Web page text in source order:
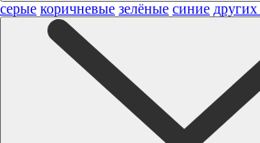
серые коричневые зелёные синие